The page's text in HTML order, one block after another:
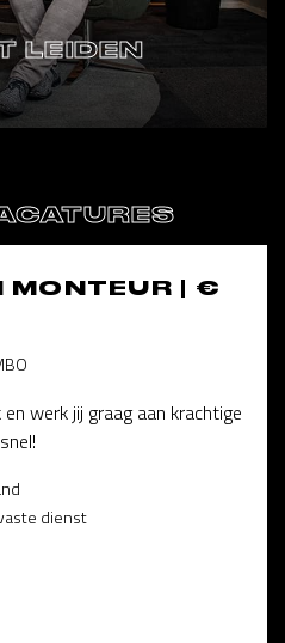
LEIDEN
MONTEUR | €
werk jij graag aan krachtige
dienst